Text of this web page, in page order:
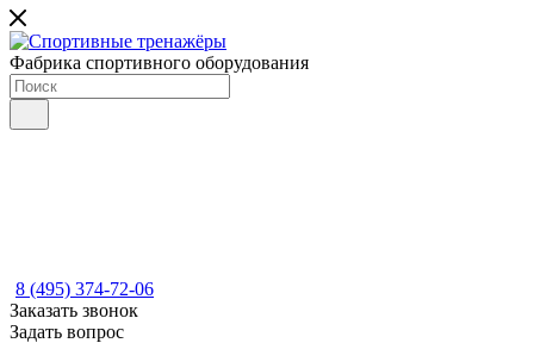
Фабрика спортивного оборудования
8 (495) 374-72-06
Заказать звонок
Задать вопрос